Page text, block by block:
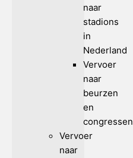
naar
stadions
in
Nederland
Vervoer
naar
beurzen
en
congressen
Vervoer
naar